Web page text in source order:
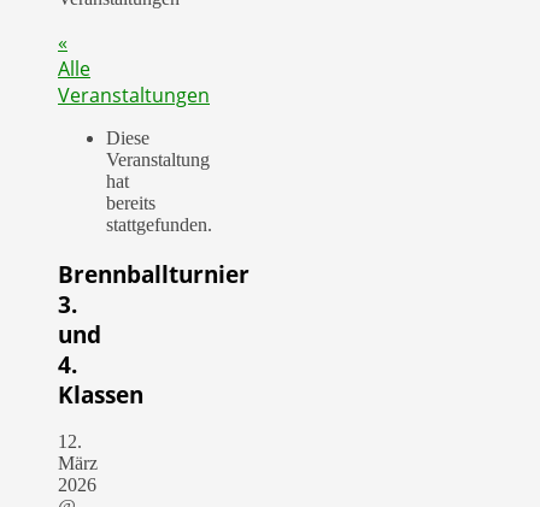
«
Alle
Veranstaltungen
Diese
Veranstaltung
hat
bereits
stattgefunden.
Brennballturnier
3.
und
4.
Klassen
12.
März
2026